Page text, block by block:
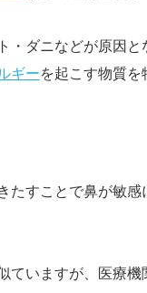
・ダニなどが原因
ギーを起こす物質
たすことで鼻が敏
ていますが、医療機